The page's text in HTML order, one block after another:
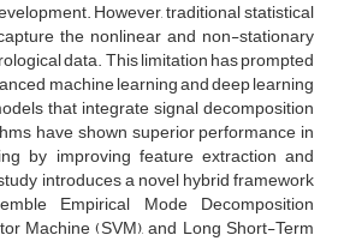
However, traditional statistical
the nonlinear and non-stationary
data. This limitation has prompted
machine learning and deep learning
that integrate signal decomposition
have shown superior performance in
by improving feature extraction and
introduces a novel hybrid framework
Empirical Mode Decomposition
Machine (SVM), and Long Short-Term